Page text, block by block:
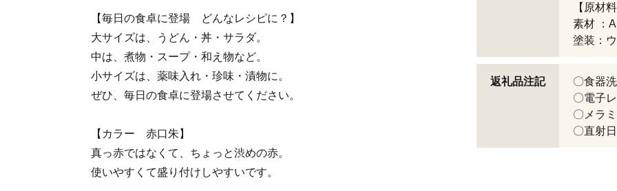
【毎日の食卓に登場 どんなレシピに？】
大サイズは、うどん・丼・サラダ。
中は、煮物・スープ・和え物など。
小サイズは、薬味入れ・珍味・漬物に。
ぜひ、毎日の食卓に登場させてください。
【カラー 赤口朱】
真っ赤ではなくて、ちょっと渋めの赤。
使いやすくて盛り付けしやすいです。
【原材
素材 ：
塗装：
返礼品注記
〇食器
〇電子
〇メラ
〇直射